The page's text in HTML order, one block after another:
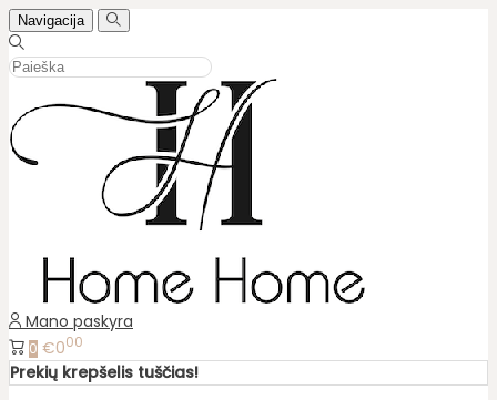
Navigacija
Mano paskyra
0 €000
Prekių krepšelis tuščias!